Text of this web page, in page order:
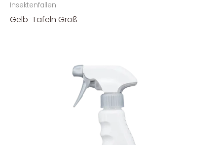
Insektenfallen
Gelb-Tafeln Groß